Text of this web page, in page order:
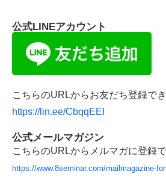
公式LINEアカウント
こちらのURLからお友だち登録でき
https://lin.ee/CbqqEEI
公式メールマガジン
こちらのURLからメルマガに登録で
https://www.8seminar.com/mailmagazine-